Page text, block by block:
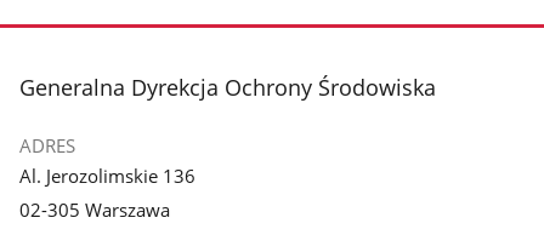
stopka
Generalna Dyrekcja Ochrony Środowiska
ADRES
Al. Jerozolimskie 136
02-305 Warszawa